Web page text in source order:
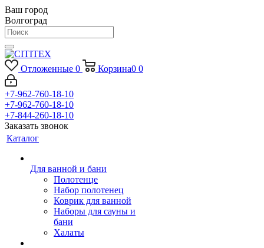
Ваш город
Волгоград
Отложенные 0 Корзина0 0
+7-962-760-18-10
+7-962-760-18-10
+7-844-260-18-10
Заказать звонок
Каталог
Для ванной и бани
Полотенце
Набор полотенец
Коврик для ванной
Наборы для сауны и
бани
Халаты